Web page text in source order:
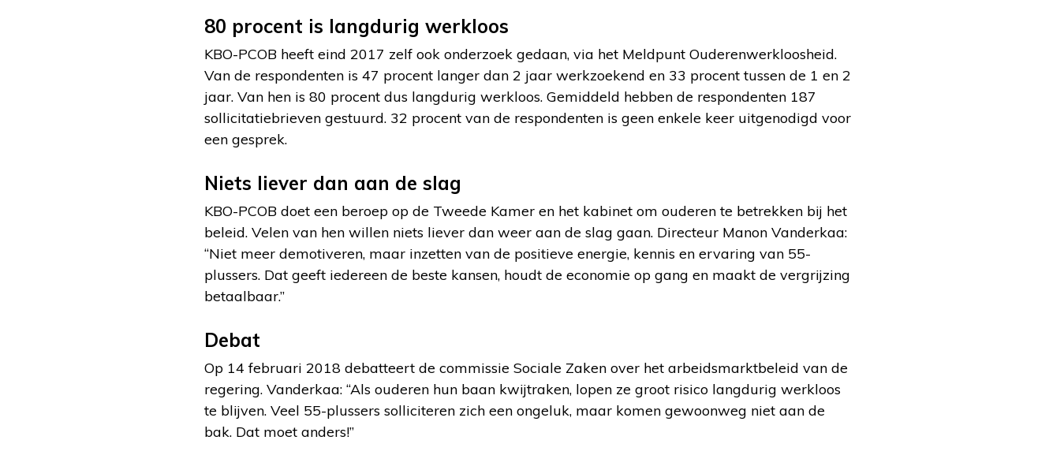
80 procent is langdurig werkloos
KBO-PCOB heeft eind 2017 zelf ook onderzoek gedaan, via het Meldpunt Ouderenwerkloosheid.
Van de respondenten is 47 procent langer dan 2 jaar werkzoekend en 33 procent tussen de 1 en 2
jaar. Van hen is 80 procent dus langdurig werkloos. Gemiddeld hebben de respondenten 187
sollicitatiebrieven gestuurd. 32 procent van de respondenten is geen enkele keer uitgenodigd voor
een gesprek.
Niets liever dan aan de slag
KBO-PCOB doet een beroep op de Tweede Kamer en het kabinet om ouderen te betrekken bij het
beleid. Velen van hen willen niets liever dan weer aan de slag gaan. Directeur Manon Vanderkaa:
“Niet meer demotiveren, maar inzetten van de positieve energie, kennis en ervaring van 55-
plussers. Dat geeft iedereen de beste kansen, houdt de economie op gang en maakt de vergrijzing
betaalbaar.”
Debat
Op 14 februari 2018 debatteert de commissie Sociale Zaken over het arbeidsmarktbeleid van de
regering. Vanderkaa: “Als ouderen hun baan kwijtraken, lopen ze groot risico langdurig werkloos
te blijven. Veel 55-plussers solliciteren zich een ongeluk, maar komen gewoonweg niet aan de
bak. Dat moet anders!”